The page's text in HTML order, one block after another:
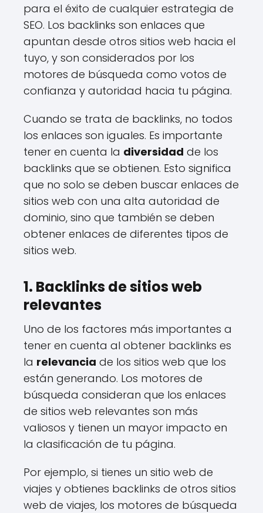
para el éxito de cualquier estrategia de
SEO. Los backlinks son enlaces que
apuntan desde otros sitios web hacia el
tuyo, y son considerados por los
motores de búsqueda como votos de
confianza y autoridad hacia tu página.
Cuando se trata de backlinks, no todos
los enlaces son iguales. Es importante
tener en cuenta la diversidad de los
backlinks que se obtienen. Esto significa
que no solo se deben buscar enlaces de
sitios web con una alta autoridad de
dominio, sino que también se deben
obtener enlaces de diferentes tipos de
sitios web.
1. Backlinks de sitios web
relevantes
Uno de los factores más importantes a
tener en cuenta al obtener backlinks es
la relevancia de los sitios web que los
están generando. Los motores de
búsqueda consideran que los enlaces
de sitios web relevantes son más
valiosos y tienen un mayor impacto en
la clasificación de tu página.
Por ejemplo, si tienes un sitio web de
viajes y obtienes backlinks de otros sitios
web de viajes, los motores de búsqueda